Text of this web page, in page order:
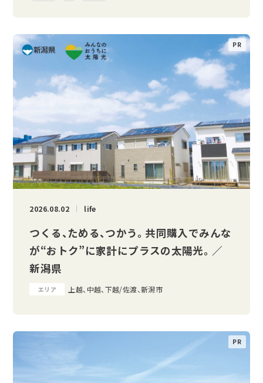
2026.08.02 life
つくる、ためる、つかう。 共同購入でみんな
が“おトク”に家計にプラスの太陽光。 ／
新潟県
エリア 上越、中越、下越/佐渡、新潟市